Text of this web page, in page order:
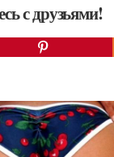
с друзьями!